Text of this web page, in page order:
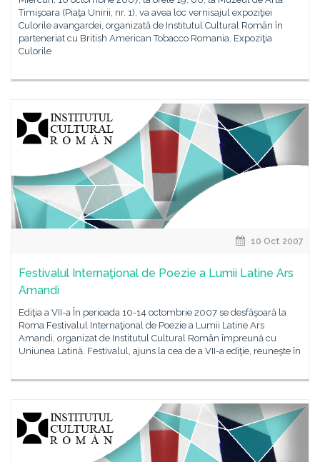
Timişoara (Piaţa Unirii, nr. 1), va avea loc vernisajul expoziţiei
Culorile avangardei, organizată de Institutul Cultural Român în
parteneriat cu British American Tobacco Romania. Expoziţia
Culorile
10 Oct 2007
Festivalul Internaţional de Poezie a Lumii Latine Ars
Amandi
Ediţia a VII-a În perioada 10-14 octombrie 2007 se desfăşoară la
Roma Festivalul Internaţional de Poezie a Lumii Latine Ars
Amandi, organizat de Institutul Cultural Român împreună cu
Uniunea Latină. Festivalul, ajuns la cea de a VII-a ediţie, reuneşte în